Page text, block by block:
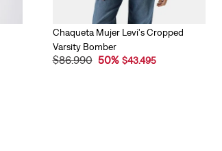
Chaqueta Mujer Levi's Cropped
Varsity Bomber
$86.990 50% $43.495